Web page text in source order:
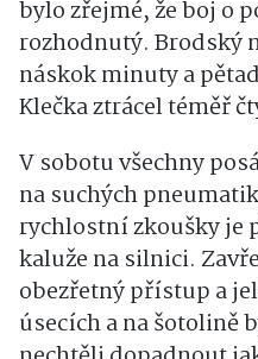
bylo zřejmé, že boj o
rozhodnutý. Brodský
náskok minuty a
Klečka ztrácel téměř
V sobotu všechny
na suchých
rychlostní zkoušky je
kaluže na silnici.
obezřetný přístup a
úsecích a na šotolině